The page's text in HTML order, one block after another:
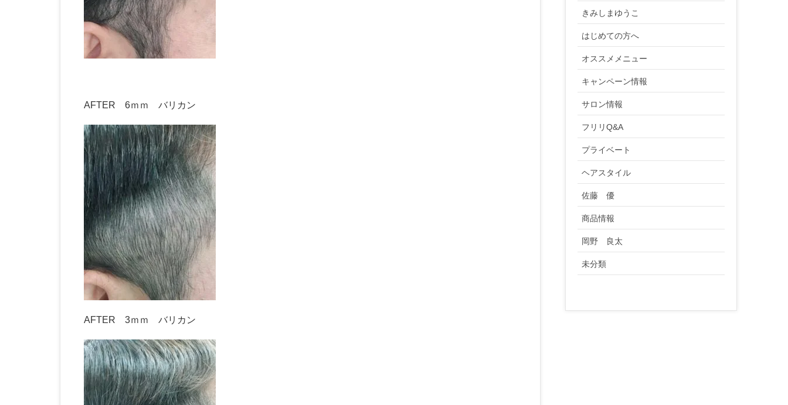
AFTER 6ｍｍ バリカン
AFTER 3ｍｍ バリカン
きみしまゆうこ
はじめての方へ
オススメメニュー
キャンペーン情報
サロン情報
フリリQ&A
プライベート
ヘアスタイル
佐藤 優
商品情報
岡野 良太
未分類